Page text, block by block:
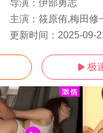
导演： 伊部勇志
主演： 筱原侑,梅田修一朗,清水理沙,榎木淳
更新时间： 2025-09-
 极